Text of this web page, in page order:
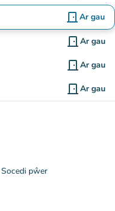
door_front Ar gau
door_front Ar gau
door_front Ar gau
door_front Ar gau
Socedi pŵer